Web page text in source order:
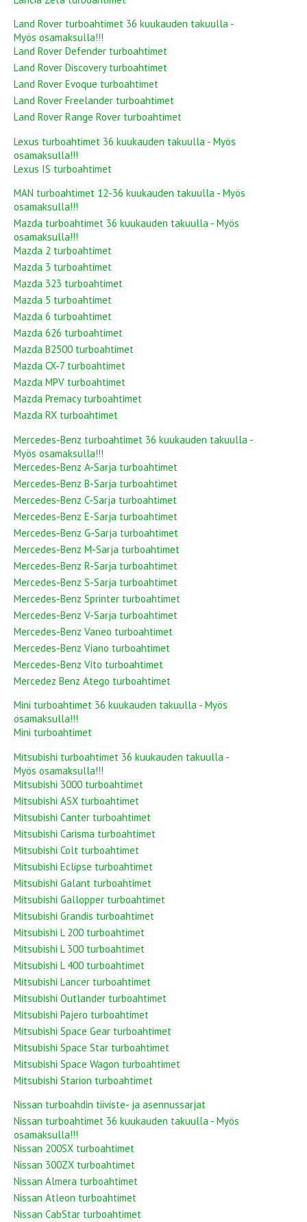
Land Rover turboahtimet 36 kuukauden takuulla -
Myös osamaksulla!!!
Land Rover Defender turboahtimet
Land Rover Discovery turboahtimet
Land Rover Evoque turboahtimet
Land Rover Freelander turboahtimet
Land Rover Range Rover turboahtimet
Lexus turboahtimet 36 kuukauden takuulla - Myös
osamaksulla!!!
Lexus IS turboahtimet
MAN turboahtimet 12-36 kuukauden takuulla - Myös
osamaksulla!!!
Mazda turboahtimet 36 kuukauden takuulla - Myös
osamaksulla!!!
Mazda 2 turboahtimet
Mazda 3 turboahtimet
Mazda 323 turboahtimet
Mazda 5 turboahtimet
Mazda 6 turboahtimet
Mazda 626 turboahtimet
Mazda B2500 turboahtimet
Mazda CX-7 turboahtimet
Mazda MPV turboahtimet
Mazda Premacy turboahtimet
Mazda RX turboahtimet
Mercedes-Benz turboahtimet 36 kuukauden takuulla -
Myös osamaksulla!!!
Mercedes-Benz A-Sarja turboahtimet
Mercedes-Benz B-Sarja turboahtimet
Mercedes-Benz C-Sarja turboahtimet
Mercedes-Benz E-Sarja turboahtimet
Mercedes-Benz G-Sarja turboahtimet
Mercedes-Benz M-Sarja turboahtimet
Mercedes-Benz R-Sarja turboahtimet
Mercedes-Benz S-Sarja turboahtimet
Mercedes-Benz Sprinter turboahtimet
Mercedes-Benz V-Sarja turboahtimet
Mercedes-Benz Vaneo turboahtimet
Mercedes-Benz Viano turboahtimet
Mercedes-Benz Vito turboahtimet
Mercedez Benz Atego turboahtimet
Mini turboahtimet 36 kuukauden takuulla - Myös
osamaksulla!!!
Mini turboahtimet
Mitsubishi turboahtimet 36 kuukauden takuulla -
Myös osamaksulla!!!
Mitsubishi 3000 turboahtimet
Mitsubishi ASX turboahtimet
Mitsubishi Canter turboahtimet
Mitsubishi Carisma turboahtimet
Mitsubishi Colt turboahtimet
Mitsubishi Eclipse turboahtimet
Mitsubishi Galant turboahtimet
Mitsubishi Gallopper turboahtimet
Mitsubishi Grandis turboahtimet
Mitsubishi L 200 turboahtimet
Mitsubishi L 300 turboahtimet
Mitsubishi L 400 turboahtimet
Mitsubishi Lancer turboahtimet
Mitsubishi Outlander turboahtimet
Mitsubishi Pajero turboahtimet
Mitsubishi Space Gear turboahtimet
Mitsubishi Space Star turboahtimet
Mitsubishi Space Wagon turboahtimet
Mitsubishi Starion turboahtimet
Nissan turboahdin tiiviste- ja asennussarjat
Nissan turboahtimet 36 kuukauden takuulla - Myös
osamaksulla!!!
Nissan 200SX turboahtimet
Nissan 300ZX turboahtimet
Nissan Almera turboahtimet
Nissan Atleon turboahtimet
Nissan CabStar turboahtimet